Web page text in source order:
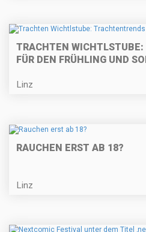
TRACHTEN
FÜR DEN FRÜHLING UND
Linz
RAUCHEN ERST AB 18?
Linz